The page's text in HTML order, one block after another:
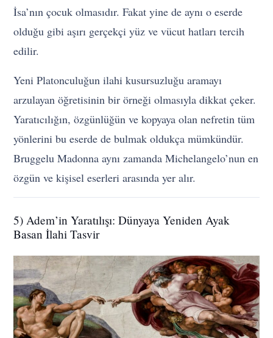
İsa’nın çocuk olmasıdır. Fakat yine de aynı o eserde
olduğu gibi aşırı gerçekçi yüz ve vücut hatları tercih
edilir.
Yeni Platonculuğun ilahi kusursuzluğu aramayı
arzulayan öğretisinin bir örneği olmasıyla dikkat çeker.
Yaratıcılığın, özgünlüğün ve kopyaya olan nefretin tüm
yönlerini bu eserde de bulmak oldukça mümkündür.
Bruggelu Madonna aynı zamanda Michelangelo’nun en
özgün ve kişisel eserleri arasında yer alır.
5) Adem’in Yaratılışı: Dünyaya Yeniden Ayak
Basan İlahi Tasvir